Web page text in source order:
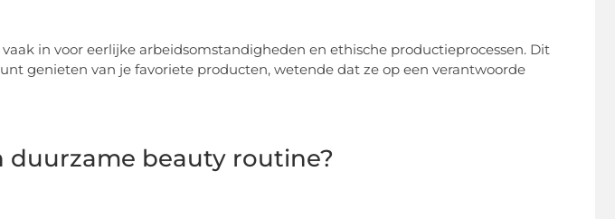
in voor eerlijke arbeidsomstandigheden en ethische productieprocessen. Dit
genieten van je favoriete producten, wetende dat ze op een verantwoorde
duurzame beauty routine?